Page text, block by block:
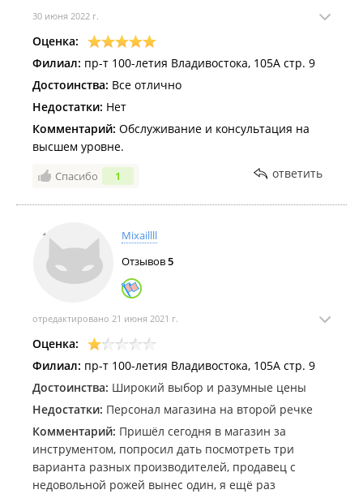
30 июня 2022 г.
Оценка:
Филиал: пр-т 100-летия Владивостока, 105А стр. 9
Достоинства: Все отлично
Недостатки: Нет
Комментарий: Обслуживание и консультация на
высшем уровне.
Спасибо 1 ответить
Mixaillll
Отзывов5
отредактировано 21 июня 2021 г.
Оценка:
Филиал: пр-т 100-летия Владивостока, 105А стр. 9
Достоинства: Широкий выбор и разумные цены
Недостатки: Персонал магазина на второй речке
Комментарий: Пришёл сегодня в магазин за
инструментом, попросил дать посмотреть три
варианта разных производителей, продавец с
недовольной рожей вынес один, я ещё раз